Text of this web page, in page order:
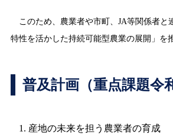
このため、農業者や市町、JA等関係者と
特性を活かした持続可能型農業の展開」を
普及計画（重点課題令
産地の未来を担う農業者の育成